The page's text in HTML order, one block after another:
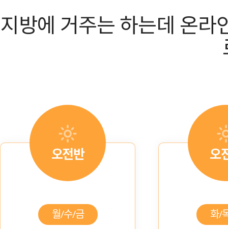
지방에 거주는 하는데 온라
오전반
월/수/금
오
화/